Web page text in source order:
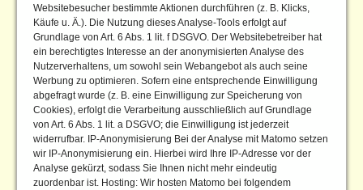
Websitebesucher bestimmte Aktionen durchführen (z. B. Klicks,
Käufe u. Ä.). Die Nutzung dieses Analyse-Tools erfolgt auf
Grundlage von Art. 6 Abs. 1 lit. f DSGVO. Der Websitebetreiber hat
ein berechtigtes Interesse an der anonymisierten Analyse des
Nutzerverhaltens, um sowohl sein Webangebot als auch seine
Werbung zu optimieren. Sofern eine entsprechende Einwilligung
abgefragt wurde (z. B. eine Einwilligung zur Speicherung von
Cookies), erfolgt die Verarbeitung ausschließlich auf Grundlage
von Art. 6 Abs. 1 lit. a DSGVO; die Einwilligung ist jederzeit
widerrufbar. IP-Anonymisierung Bei der Analyse mit Matomo setzen
wir IP-Anonymisierung ein. Hierbei wird Ihre IP-Adresse vor der
Analyse gekürzt, sodass Sie Ihnen nicht mehr eindeutig
zuordenbar ist. Hosting: Wir hosten Matomo bei folgendem